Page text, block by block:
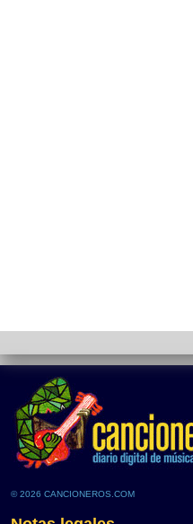
© 2026 CANCIONEROS.COM